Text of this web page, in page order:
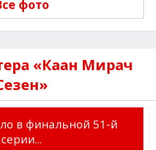
фото
«Каан Мирач
в финальной 51-й
серии...